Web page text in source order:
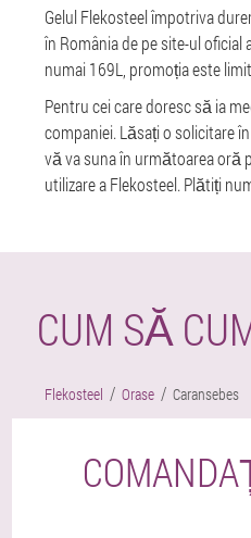
Gelul Flekosteel împotriva
în România de pe site-ul oficial
numai 169L, promoția este
Pentru cei care doresc să ia
companiei. Lăsați o solicitare
vă va suna în următoarea oră
utilizare a Flekosteel. Plătiți
CUM SĂ
Flekosteel Orase Caransebes